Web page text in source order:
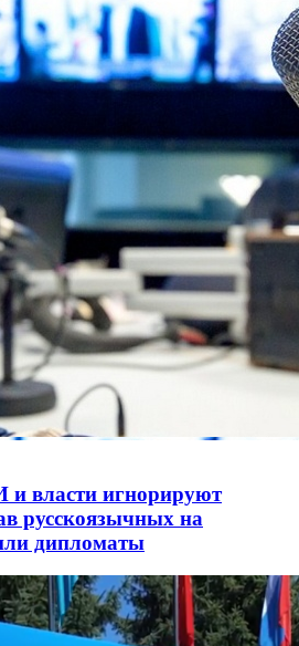
власти игнорируют
русскоязычных на
дипломаты